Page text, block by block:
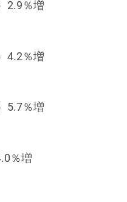
2.9％増
4.2％増
5.7％増
％増